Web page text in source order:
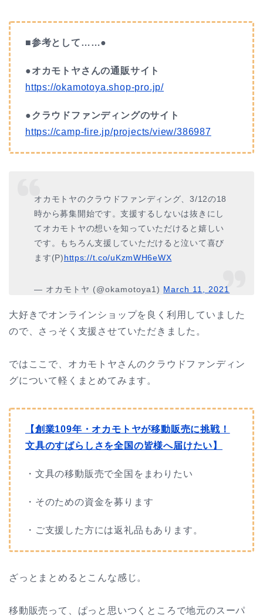
■参考として……●
●オカモトヤさんの通販サイト
https://okamotoya.shop-pro.jp/
●クラウドファンディングのサイト
https://camp-fire.jp/projects/view/386987
オカモトヤのクラウドファンディング、3/12の18
時から募集開始です。支援するしないは抜きにし
てオカモトヤの想いを知っていただけると嬉しい
です。もちろん支援していただけると泣いて喜び
ます(P)https://t.co/uKzmWH6eWX
— オカモトヤ (@okamotoya1) March 11, 2021
大好きでオンラインショップを良く利用していました
ので、さっそく支援させていただきました。
ではここで、オカモトヤさんのクラウドファンディン
グについて軽くまとめてみます。
【創業109年・オカモトヤが移動販売に挑戦！
文具のすばらしさを全国の皆様へ届けたい】
・文具の移動販売で全国をまわりたい
・そのための資金を募ります
・ご支援した方には返礼品もあります。
ざっとまとめるとこんな感じ。
移動販売って、ぱっと思いつくところで地元のスーパ